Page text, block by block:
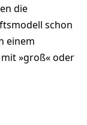
die
schon
einem
»groß« oder